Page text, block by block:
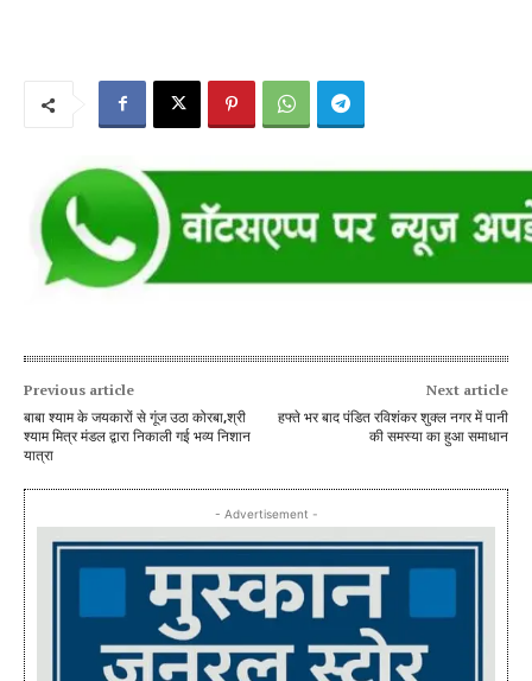
Previous article
बाबा श्याम के जयकारों से गूंज उठा कोरबा,श्री
श्याम मित्र मंडल द्वारा निकाली गई भव्य निशान
यात्रा
Next article
हफ्ते भर बाद पंडित रविशंकर शुक्ल नगर में पानी
की समस्या का हुआ समाधान
- Advertisement -